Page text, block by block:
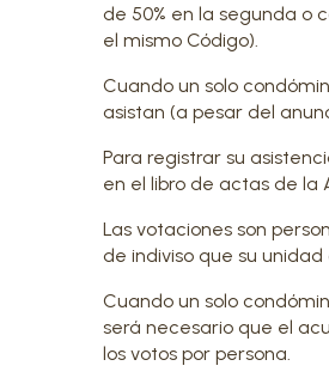
de 50% en la segunda o
el mismo Código).
Cuando un solo
asistan (a pesar del
Para registrar su
en el libro de actas de la
Las votaciones son
de indiviso que su
Cuando un solo
será necesario que el
los votos por persona.